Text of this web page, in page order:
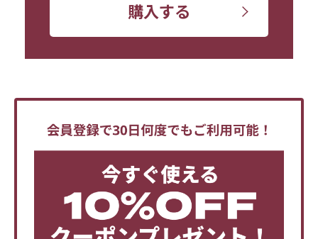
購入する